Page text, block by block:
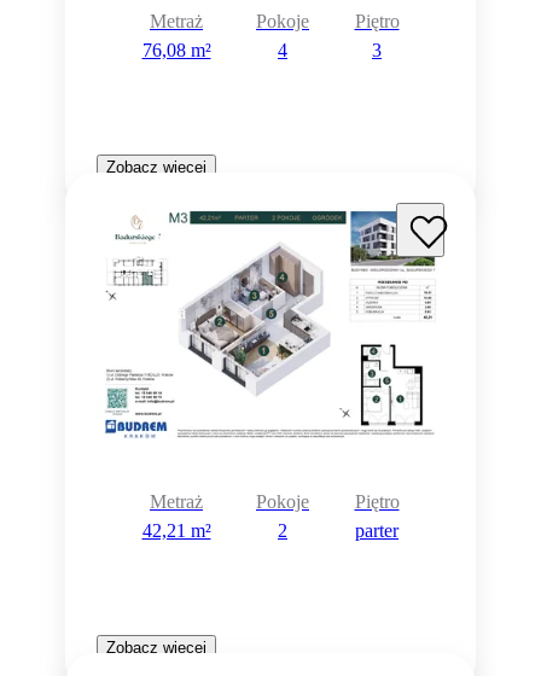
Metraż
76,08 m²
Pokoje
4
Piętro
3
Zobacz więcej
Rezerwacja
Metraż
42,21 m²
Pokoje
2
Piętro
parter
Zobacz więcej